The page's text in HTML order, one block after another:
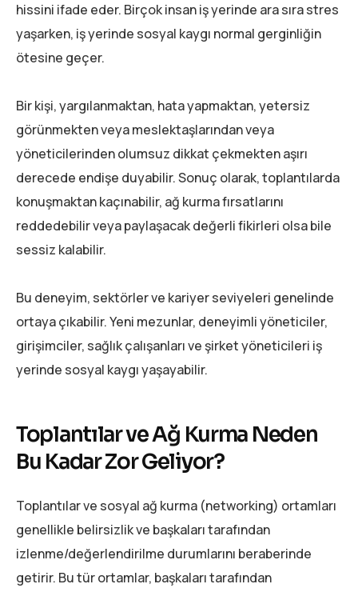
hissini ifade eder. Birçok insan iş yerinde ara sıra stres
yaşarken, iş yerinde sosyal kaygı normal gerginliğin
ötesine geçer.
Bir kişi, yargılanmaktan, hata yapmaktan, yetersiz
görünmekten veya meslektaşlarından veya
yöneticilerinden olumsuz dikkat çekmekten aşırı
derecede endişe duyabilir. Sonuç olarak, toplantılarda
konuşmaktan kaçınabilir, ağ kurma fırsatlarını
reddedebilir veya paylaşacak değerli fikirleri olsa bile
sessiz kalabilir.
Bu deneyim, sektörler ve kariyer seviyeleri genelinde
ortaya çıkabilir. Yeni mezunlar, deneyimli yöneticiler,
girişimciler, sağlık çalışanları ve şirket yöneticileri iş
yerinde sosyal kaygı yaşayabilir.
Toplantılar ve Ağ Kurma Neden
Bu Kadar Zor Geliyor?
Toplantılar ve sosyal ağ kurma (networking) ortamları
genellikle belirsizlik ve başkaları tarafından
izlenme/değerlendirilme durumlarını beraberinde
getirir. Bu tür ortamlar, başkaları tarafından